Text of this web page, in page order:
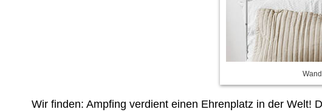
Wir finden: Ampfing verdient einen Ehrenplatz in der Welt!